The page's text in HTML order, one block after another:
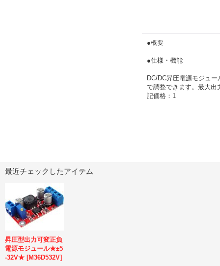
●概要
●仕様・機能
DC/DC昇圧電源モジュ
で調整できます。最大出
記価格：1
最近チェックしたアイテム
昇圧型出力可変正負
電源モジュール★±5
-32V★ [M36D532V]